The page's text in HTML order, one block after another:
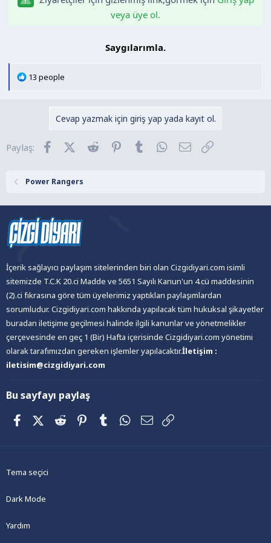
n
veya üye ol.
Saygılarımla.​
T
e
13 people
Cevap yazmak için giriş yap yada kayıt ol.
Paylaş: FacebookX (Twitter)
Reddit Pinterest
Tumblr WhatsApp
E-posta
Power Rangers
İçerik sağlayıcı paylaşım sitelerinden biri olan Cizgidiyari.com isimli
sitemizde T.C.K 20.ci Madde ve 5651 Sayılı Kanun'un 4.cü maddesinin
(2).ci fıkrasına göre tüm üyelerimiz yaptıkları paylaşımlardan
sorumludur. Cizgidiyari.com hakkında yapılacak tüm hukuksal şikayetler
buradan iletişime geçilmesi halinde ilgili kanunlar ve yönetmelikler
çerçevesinde en geç 1 (Bir) Hafta içerisinde Cizgidiyari.com yönetimi
olarak tarafımızdan gereken işlemler yapılacaktır.İletişim :
iletisim@cizgidiyari.com
Bu sayfayı paylaş
FacebookX (Twitter)
Reddit PinterestTumblrWhatsApp
E-posta
Tema seçici
Dark Mode
Yardım